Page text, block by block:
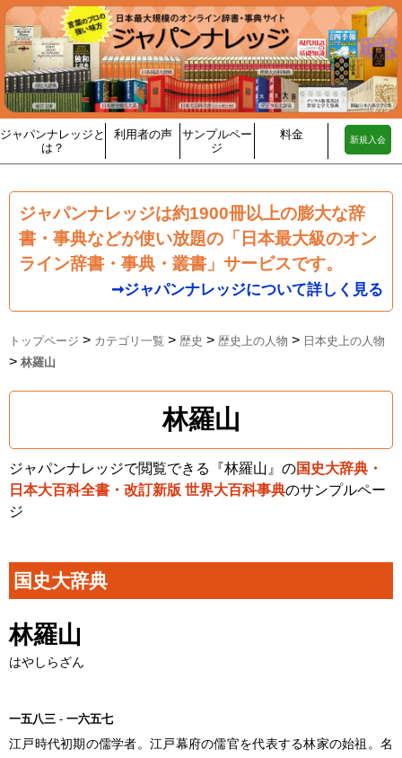
ジャパンナレッジと
は？
利用者の声
サンプルペー
ジ
料金 新規入会
ジャパンナレッジは約1900冊以上の膨大な辞
書・事典などが使い放題の「日本最大級のオン
ライン辞書・事典・叢書」サービスです。
➞ジャパンナレッジについて詳しく見る
トップページ > カテゴリ一覧 > 歴史 > 歴史上の人物 > 日本史上の人物
> 林羅山
林羅山
ジャパンナレッジで閲覧できる『林羅山』の国史大辞典・
日本大百科全書・改訂新版 世界大百科事典のサンプルペー
ジ
国史大辞典
林羅山
はやしらざん
一五八三 - 一六五七
江戸時代初期の儒学者。江戸幕府の儒官を代表する林家の始祖。名